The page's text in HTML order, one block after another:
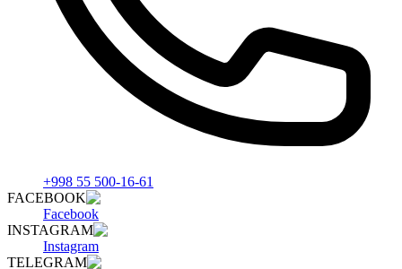
+998 55 500-16-61
FACEBOOK
Facebook
INSTAGRAM
Instagram
TELEGRAM